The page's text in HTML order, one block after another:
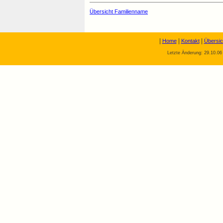
Übersicht Familienname
Home| Kontakt|
Letzte Änderung: 29.10.06